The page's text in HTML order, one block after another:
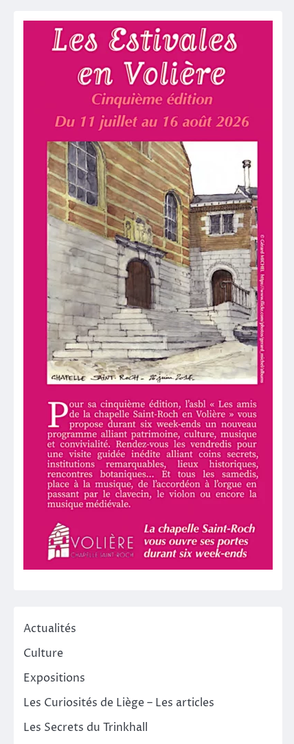
Actualités
Culture
Expositions
Les Curiosités de Liège – Les articles
Les Secrets du Trinkhall